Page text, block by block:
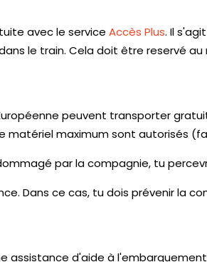
avec le service Accès Plus. Il
le train. Cela doit être reservé
peuvent transporter
matériel maximum sont autorisés
par la compagnie, tu
Dans ce cas, tu dois prévenir la
assistance d'aide à